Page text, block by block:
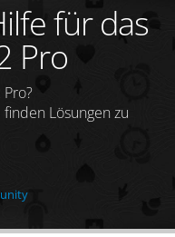
für das
Pro
Lösungen zu